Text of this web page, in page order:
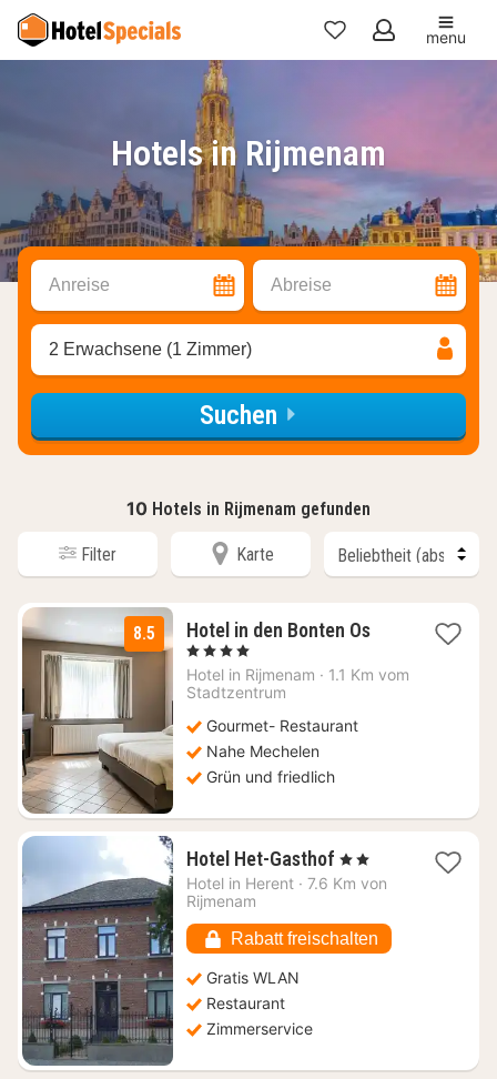
Meine
menu
Hotels in Rijmenam
Anreise Abreise
2 Erwachsene (1 Zimmer)
Suchen
10 Hotels in Rijmenam gefunden
Filter Karte
8.5 Hotel in den Bonten Os3
ab
, 4 Sterne
Hotel in Rijmenam · 1.1 Km vom
Stadtzentrum
Gourmet- Restaurant
Nahe Mechelen
Grün und friedlich
Hotel Het-Gasthof 1
Nacht
€
, 2 Sterne
Hotel in Herent · 7.6 Km von
Rijmenam
Rabatt freischalten
Gratis WLAN
Restaurant
Zimmerservice